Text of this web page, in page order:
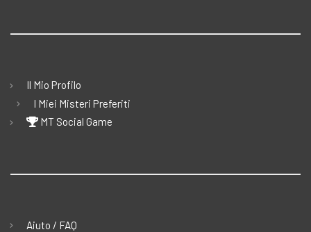
Il Mio Profilo
I Miei Misteri Preferiti
MT Social Game
Aiuto / FAQ